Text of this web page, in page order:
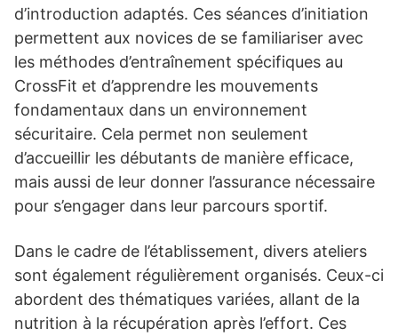
d’introduction adaptés. Ces séances d’initiation
permettent aux novices de se familiariser avec
les méthodes d’entraînement spécifiques au
CrossFit et d’apprendre les mouvements
fondamentaux dans un environnement
sécuritaire. Cela permet non seulement
d’accueillir les débutants de manière efficace,
mais aussi de leur donner l’assurance nécessaire
pour s’engager dans leur parcours sportif.
Dans le cadre de l’établissement, divers ateliers
sont également régulièrement organisés. Ceux-ci
abordent des thématiques variées, allant de la
nutrition à la récupération après l’effort. Ces